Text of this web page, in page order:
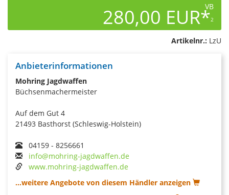
VB
280,00 EUR*2
Artikelnr.: LzU
Anbieterinformationen
Mohring Jagdwaffen
Büchsenmachermeister
Auf dem Gut 4
21493 Basthorst (Schleswig-Holstein)
04159 - 8256661
info@mohring-jagdwaffen.de
www.mohring-jagdwaffen.de
...weitere Angebote von diesem Händler anzeigen